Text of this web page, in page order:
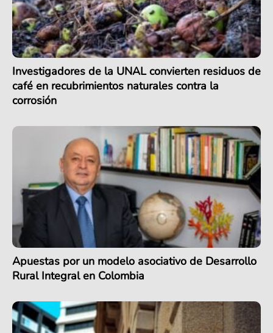
Investigadores de la UNAL convierten residuos de
café en recubrimientos naturales contra la
corrosión
Apuestas por un modelo asociativo de Desarrollo
Rural Integral en Colombia